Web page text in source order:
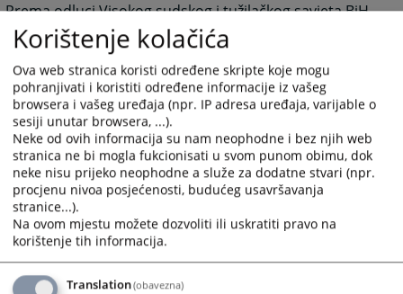
Prema odluci Visokog sudskog i tužilačkog savjeta BiH
u Okružnom tužilaštvu u Doboju tužilačku funkciju vrši
ukupno 15 tužilaca uključujući i glavnog okružnog
tužioca.
U skladu sa članom 50. Zakona o tužilaštvima
Republike Srpske "Službeni glasnik Republike Srpske",
br. 55/02), dana 9. februara 2004. godine osniva se
Okružno tužilaštvo u Doboju.
3868 PREGLEDA
Korištenje kolačića
Ova web stranica koristi određene skripte koje mogu
pohranjivati i koristiti određene informacije iz vašeg
browsera i vašeg uređaja (npr. IP adresa uređaja, varijable o
sesiji unutar browsera, ...).
Neke od ovih informacija su nam neophodne i bez njih web
stranica ne bi mogla fukcionisati u svom punom obimu, dok
neke nisu prijeko neophodne a služe za dodatne stvari (npr.
procjenu nivoa posjećenosti, budućeg usavršavanja
stranice...).
Na ovom mjestu možete dozvoliti ili uskratiti pravo na
korištenje tih informacija.
Translation(obavezna)